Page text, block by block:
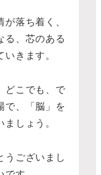
落ち着く、
る、芯のある
きます。
どこでも、で
で、「脳」を
しょう。
うございまし